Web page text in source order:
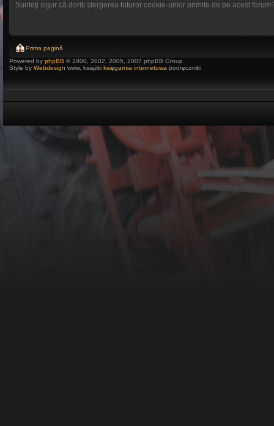
Sunteţi sigur că doriţi ştergerea tuturor cookie-urilor primite de pe acest
Prima pagină
Powered by phpBB © 2000, 2002, 2005, 2007 phpBB Group
Style by Webdesign www, książki księgarnia internetowa podręczniki